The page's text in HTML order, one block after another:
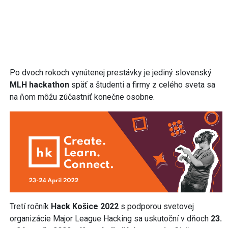
Po dvoch rokoch vynútenej prestávky je jediný slovenský
MLH hackathon späť a študenti a firmy z celého sveta sa
na ňom môžu zúčastniť konečne osobne.
Tretí ročník Hack Košice 2022 s podporou svetovej
organizácie Major League Hacking sa uskutoční v dňoch 23.